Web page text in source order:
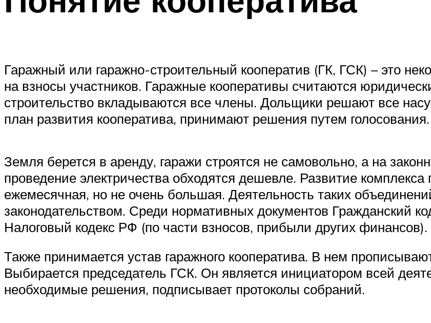
Гаражный или гаражно-строительный кооператив (ГК, ГСК) – это
на взносы участников. Гаражные кооперативы считаются
строительство вкладываются все члены. Дольщики решают все
план развития кооператива, принимают решения путем голосования.
Земля берется в аренду, гаражи строятся не самовольно, а на
проведение электричества обходятся дешевле. Развитие комплекса
ежемесячная, но не очень большая. Деятельность таких
законодательством. Среди нормативных документов Гражданский
Налоговый кодекс РФ (по части взносов, прибыли других финансов).
Также принимается устав гаражного кооператива. В нем
Выбирается председатель ГСК. Он является инициатором всей
необходимые решения, подписывает протоколы собраний.